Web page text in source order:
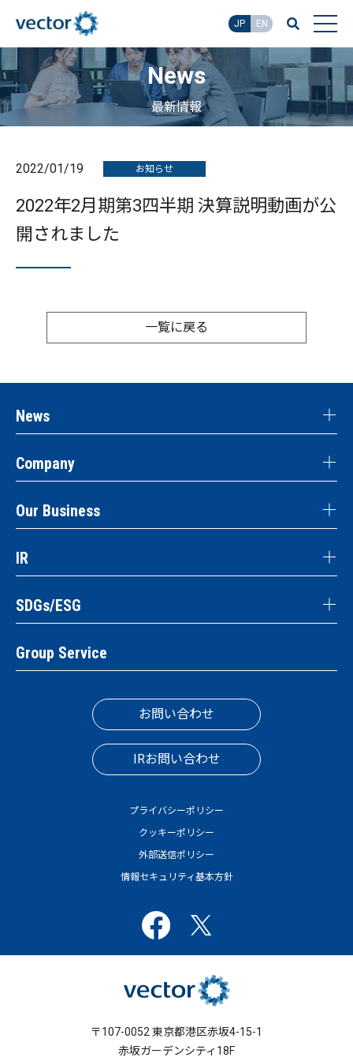
JP EN
News
最新情報
2022/01/19 お知らせ
2022年2月期第3四半期 決算説明動画が公
開されました
一覧に戻る
News
Company
Our Business
IR
SDGs/ESG
Group Service
お問い合わせ
IRお問い合わせ
プライバシーポリシー
クッキーポリシー
外部送信ポリシー
情報セキュリティ基本方針
〒107-0052 東京都港区赤坂4-15-1
赤坂ガーデンシティ18F